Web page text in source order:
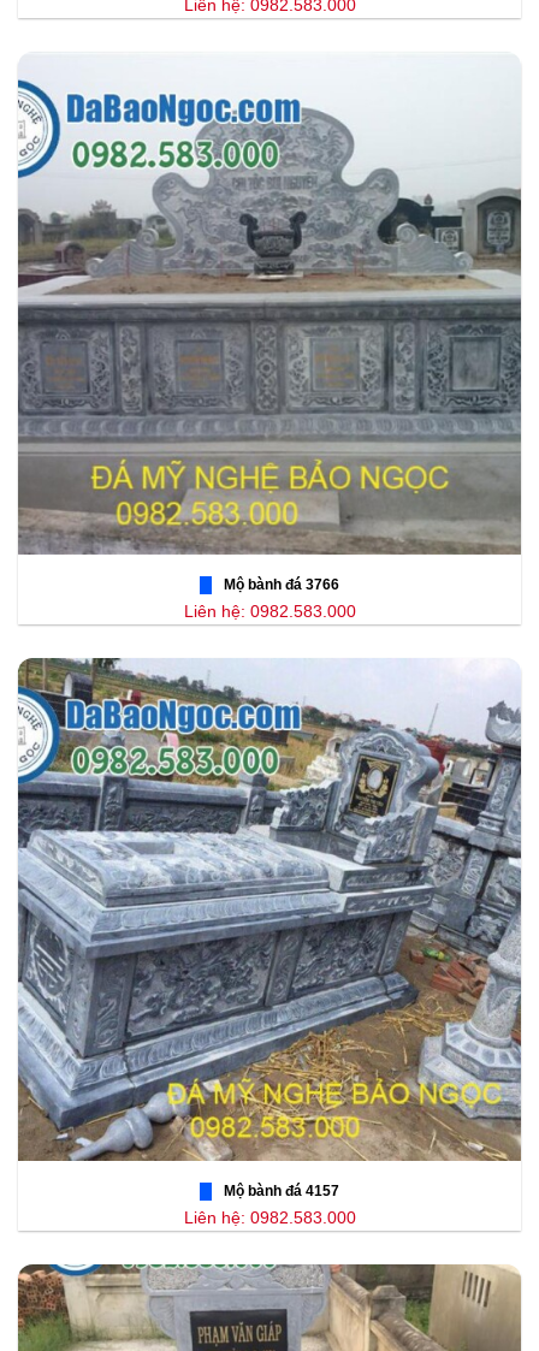
Liên hệ: 0982.583.000
Mộ bành đá 3766
Liên hệ: 0982.583.000
Mộ bành đá 4157
Liên hệ: 0982.583.000